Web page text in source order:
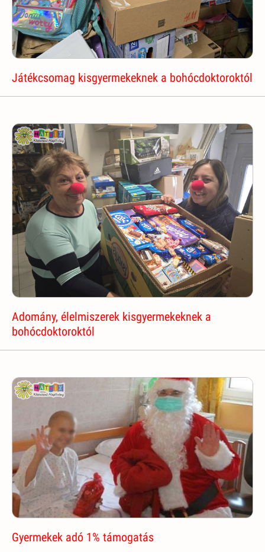
Játékcsomag kisgyermekeknek a bohócdoktoroktól
Adomány, élelmiszerek kisgyermekeknek a
bohócdoktoroktól
Gyermekek adó 1% támogatás